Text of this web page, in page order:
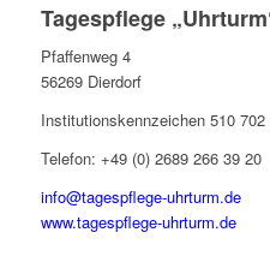
Tagespflege
Pfaffenweg 4
56269 Dierdorf
Institutionskennzeichen 510 702
Telefon: +49 (0) 2689 266 39 20
info@tagespflege-uhrturm.de
www.tagespflege-uhrturm.de